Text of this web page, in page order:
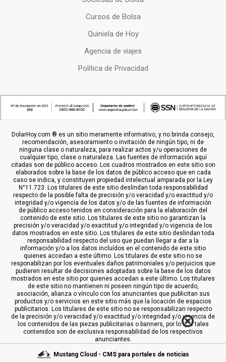
Cursos de Bolsa
Quiniela de Hoy
Agencia de viajes
Política de Privacidad
DolarHoy.com ® es un sitio meramente informativo, y no brinda consejo,
recomendación, asesoramiento o invitación de ningún tipo, ni de
ninguna clase o naturaleza, para realizar actos y/u operaciones de
cualquier tipo, clase o naturaleza. Las fuentes de información aquí
citadas son de público acceso. Los cuadros mostrados en este sitio son
elaborados sobre la base de los datos de público acceso que en cada
caso se indica, y constituyen propiedad intelectual amparada por la Ley
N°11.723. Los titulares de este sitio deslindan toda responsabilidad
respecto de la posible falta de precisión y/o veracidad y/o exactitud y/o
integridad y/o vigencia de los datos y/o de las fuentes de información
de público acceso tenidos en consideración para la elaboración del
contenido de este sitio. Los titulares de este sitio no garantizan la
precisión y/o veracidad y/o exactitud y/o integridad y/o vigencia de los
datos mostrados en este sitio. Los titulares de este sitio deslindan toda
responsabilidad respecto del uso que puedan llegar a dar a la
información y/o a los datos incluídos en el contenido de este sitio
quienes accedan a este último. Los titulares de este sitio no se
responabilizan por los eventuales daños patrimoniales y/o perjuicios que
pudieren resultar de decisiones adoptadas sobre la base de los datos
mostrados en este sitio por quienes accedan a este último. Los titulares
de este sitio no mantienen ni poseen ningún tipo de acuerdo,
asociación, alianza o vínculo con los anunciantes que publicitan sus
productos y/o servicios en este sitio más que la locación de espacios
publicitarios. Los titulares de este sitio no se responsabilizan respecto
de la precisión y/o veracidad y/o exactitud y/o integridad y/o vigencia de
los contenidos de las piezas publicitarias o banners, por lo que tales
contenidos son de exclusiva responsabilidad de los respectivos
anunciantes.
Mustang Cloud - CMS para portales de noticias